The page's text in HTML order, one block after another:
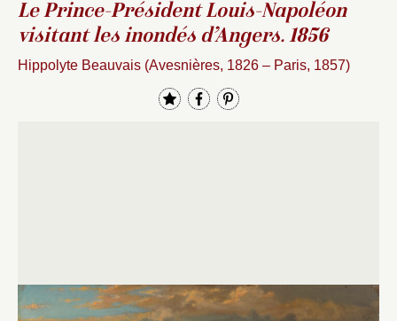
Le Prince-Président Louis-Napoléon
visitant les inondés d’Angers. 1856
Hippolyte Beauvais (Avesnières, 1826 – Paris, 1857)